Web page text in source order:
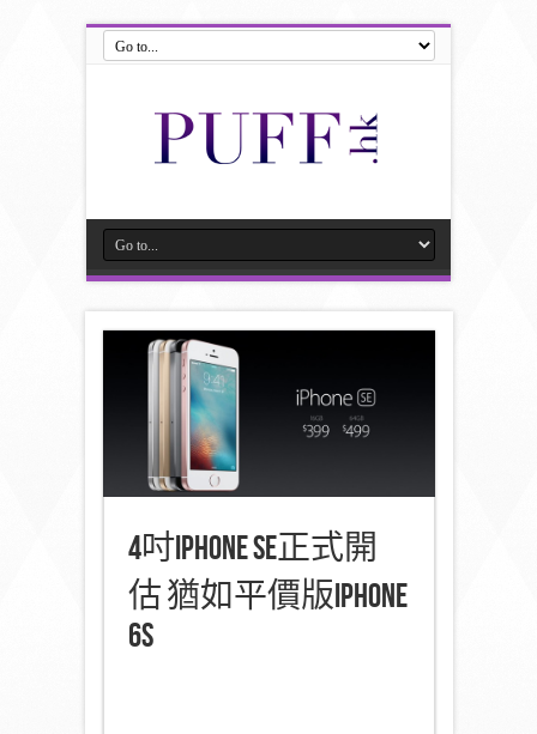
4吋iPhone SE正式開
估 猶如平價版iPhone
6s